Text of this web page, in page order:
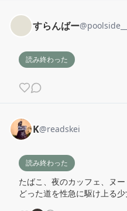
すらんばー@
読み終わった
K@readskei
読み終わった
たばこ、夜のカッフェ、ヌ
どった道を性急に駆け上る少